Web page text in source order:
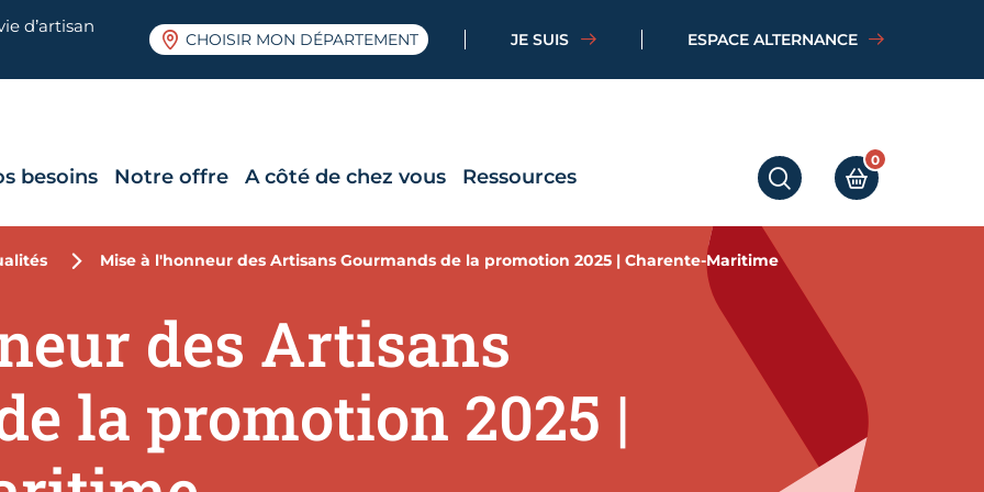
d’artisan
CHOISIR MON DÉPARTEMENT JE SUIS ESPACE ALTERNANCE
RECHERCHERMON PANIER
0
besoins Notre offre A côté de chez vous Ressources
Mise à l'honneur des Artisans Gourmands de la promotion 2025 | Charente-Maritime
des Artisans
la promotion 2025 |